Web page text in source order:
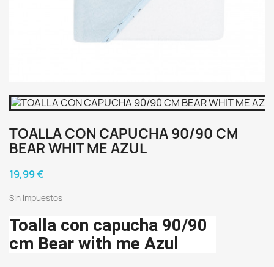
TOALLA CON CAPUCHA 90/90 CM
BEAR WHIT ME AZUL
19,99 €
Sin impuestos
Toalla con capucha 90/90
cm Bear with me Azul